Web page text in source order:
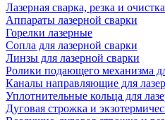
Лазерная сварка, резка и очистка
Аппараты лазерной сварки
Горелки лазерные
Сопла для лазерной сварки
Линзы для лазерной сварки
Ролики подающего механизма
Каналы направляющие для
Уплотнительные кольца для
Дуговая строжка и